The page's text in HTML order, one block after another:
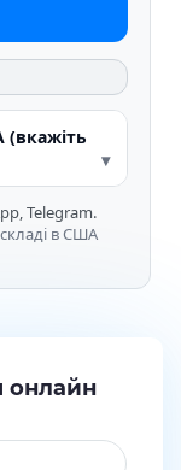
(вкажіть
Telegram.
в США
онлайн